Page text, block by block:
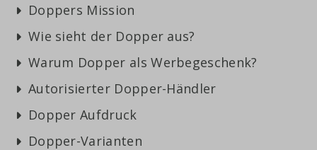
Doppers Mission
Wie sieht der Dopper aus?
Warum Dopper als Werbegeschenk?
Autorisierter Dopper-Händler
Dopper Aufdruck
Dopper-Varianten